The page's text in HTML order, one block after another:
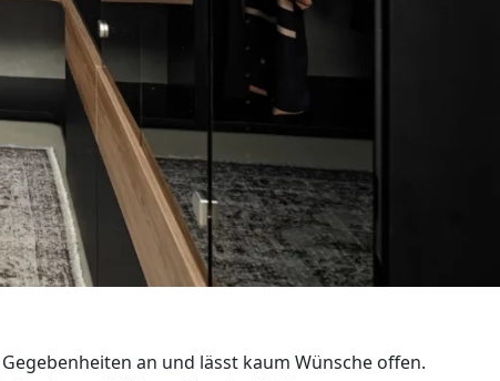
an und lässt kaum Wünsche offen.